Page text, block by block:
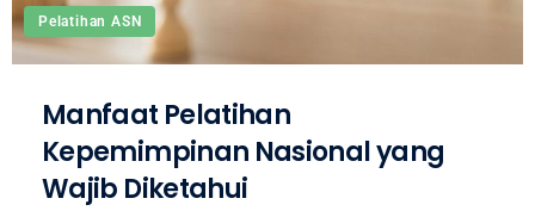
Pelatihan ASN
Manfaat Pelatihan
Kepemimpinan Nasional yang
Wajib Diketahui